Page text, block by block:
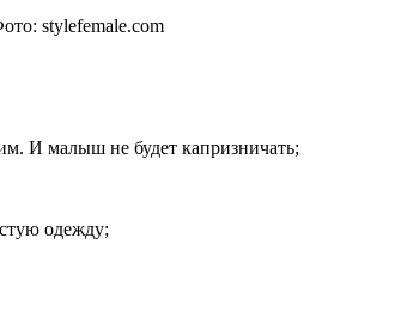
stylefemale.com
И малыш не будет капризничать;
одежду;